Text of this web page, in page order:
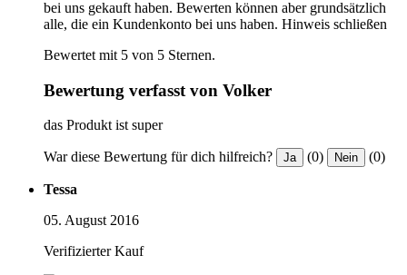
bei uns gekauft haben. Bewerten können aber grundsätzlich
alle, die ein Kundenkonto bei uns haben. Hinweis schließen
Bewertet mit 5 von 5 Sternen.
Bewertung verfasst von Volker
das Produkt ist super
War diese Bewertung für dich hilfreich? Ja (0) Nein (0)
Tessa
05. August 2016
Verifizierter Kauf